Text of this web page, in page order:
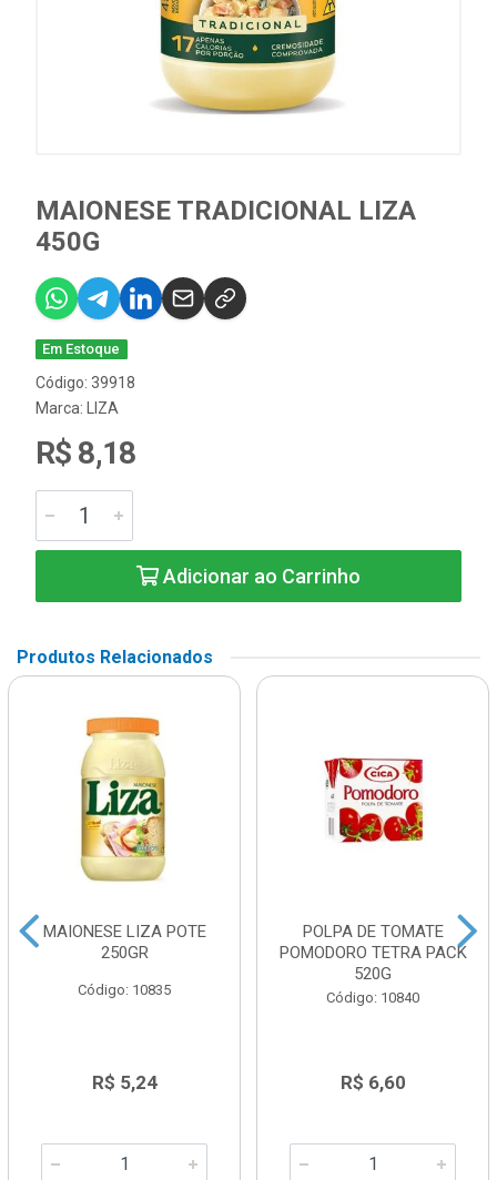
MAIONESE TRADICIONAL LIZA
450G
Em Estoque
Código: 39918
Marca:
LIZA
R$ 8,18
Adicionar ao Carrinho
Produtos Relacionados
MAIONESE LIZA POTE
250GR
Código: 10835
R$ 5,24
POLPA DE TOMATE
POMODORO TETRA PACK
520G
Código: 10840
R$ 6,60